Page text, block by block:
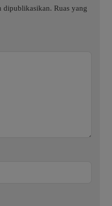
dipublikasikan. Ruas yang